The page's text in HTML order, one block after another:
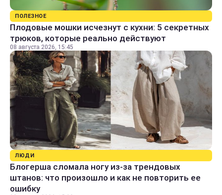
ПОЛЕЗНОЕ
Плодовые мошки исчезнут с кухни: 5 секретных
трюков, которые реально действуют
08 августа 2026, 15:45
ЛЮДИ
Блогерша сломала ногу из-за трендовых
штанов: что произошло и как не повторить ее
ошибку